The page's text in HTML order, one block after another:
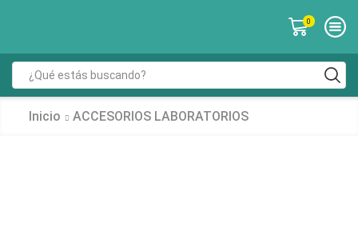
0
Inicio ACCESORIOS LABORATORIOS